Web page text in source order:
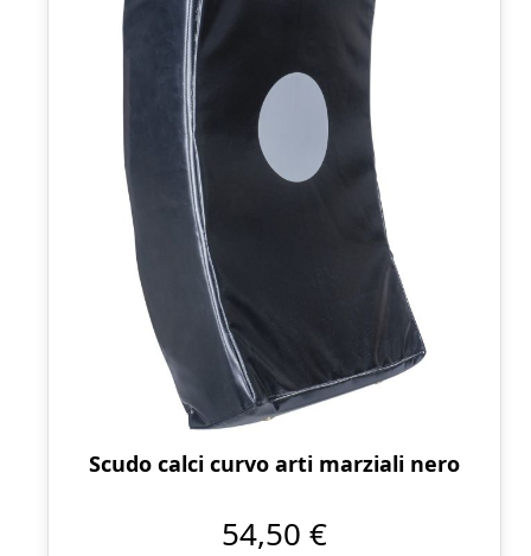
Scudo calci curvo arti marziali nero
54,50 €